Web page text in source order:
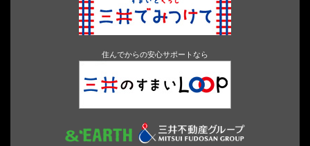
住んでからの安心サポートなら